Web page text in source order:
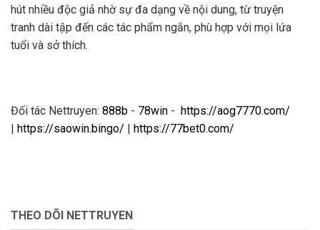
hút nhiều độc giả nhờ sự đa dạng về nội dung, từ truyện
tranh dài tập đến các tác phẩm ngắn, phù hợp với mọi lứa
tuổi và sở thích.
Đối tác Nettruyen: 888b - 78win - https://aog7770.com/
| https://saowin.bingo/ | https://77bet0.com/
THEO DÕI NETTRUYEN